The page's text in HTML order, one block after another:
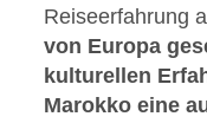
Reiseerfahrung
von Europa
kulturellen
Marokko eine